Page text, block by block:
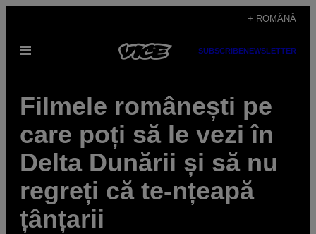
content
+ ROMÂNĂ
Open
SUBSCRIBENEWSLETTER
Filmele românești pe
care poți să le vezi în
Delta Dunării și să nu
regreți că te-nțeapă
țânțarii